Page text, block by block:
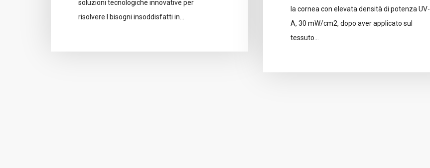
soluzioni tecnologiche innovative per
risolvere I bisogni insoddisfatti in…
la cornea con elevata densità di potenza UV-
A, 30 mW/cm2, dopo aver applicato sul
tessuto…